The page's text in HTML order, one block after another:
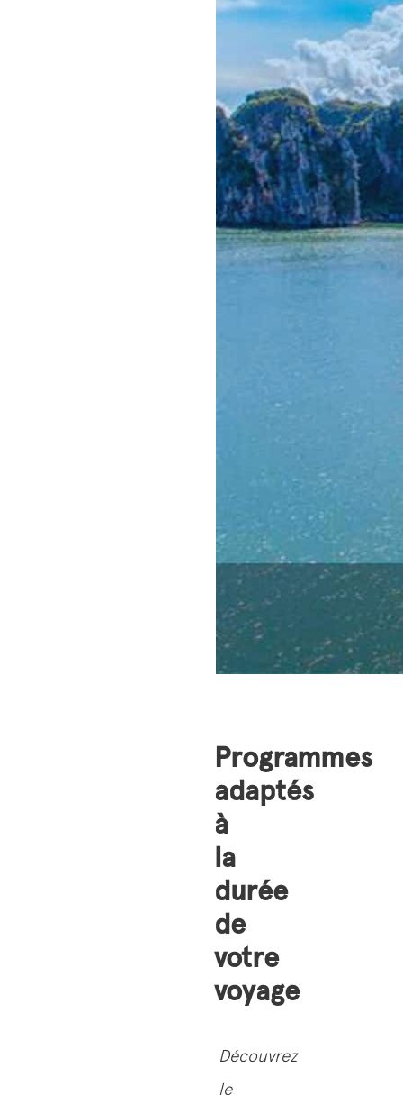
Programmes
adaptés
à
la
durée
de
votre
voyage
Découvrez
le